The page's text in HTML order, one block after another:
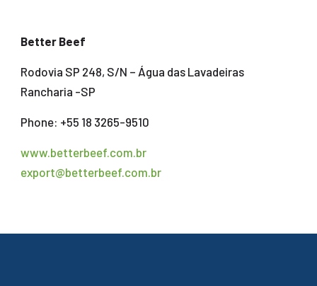
Better Beef
Rodovia SP 248, S/N – Água das Lavadeiras
Rancharia -SP
Phone: +55 18 3265-9510
www.betterbeef.com.br
export@betterbeef.com.br